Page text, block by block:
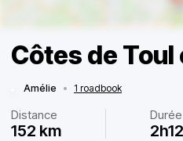
Côtes de
Amélie • 1 roadbook
Distance
152 km
Durée
2h12